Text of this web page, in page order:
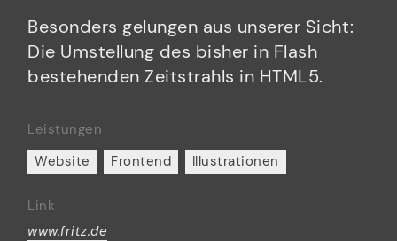
Besonders gelungen aus unserer Sicht:
Die Umstellung des bisher in Flash
bestehenden Zeitstrahls in HTML5.
Leistungen
Website
Frontend Illustrationen
Link
www.fritz.de